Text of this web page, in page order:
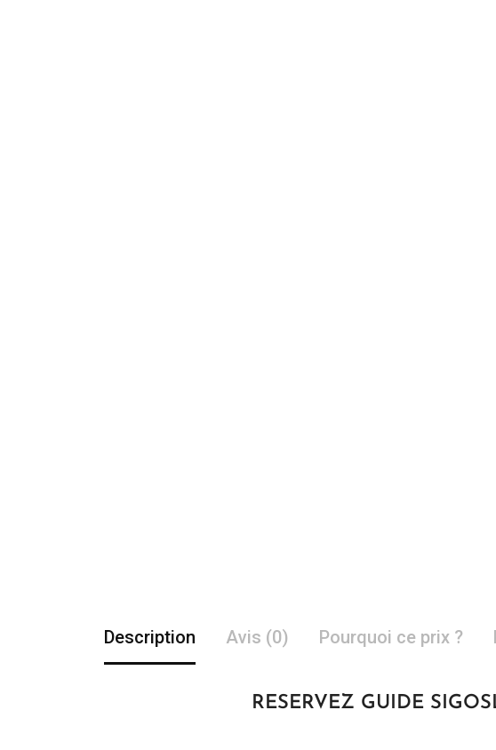
Description Avis (0) Pourquoi ce prix ?
RESERVEZ GUIDE